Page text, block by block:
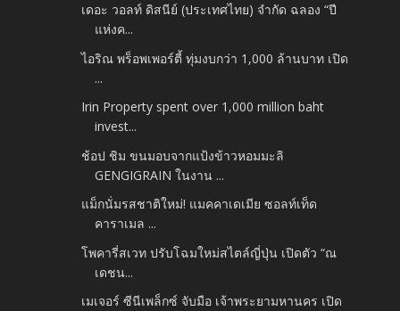
เดอะ วอลท์ ดิสนีย์ (ประเทศไทย) จำกัด ฉลอง “ปี
แห่งค...
ไอริณ พร็อพเพอร์ตี้ ทุ่มงบกว่า 1,000 ล้านบาท เปิด
...
Irin Property spent over 1,000 million baht
invest...
ช้อป ชิม ขนมอบจากแป้งข้าวหอมมะลิ
GENGIGRAIN ในงาน ...
แม็กนั่มรสชาติใหม่! แมคคาเดเมีย ซอลท์เท็ด
คาราเมล ...
โพคารี่สเวท ปรับโฉมใหม่สไตล์ญี่ปุ่น เปิดตัว “ณ
เดชน...
เมเจอร์ ซีนีเพล็กซ์ จับมือ เจ้าพระยามหานคร เปิด